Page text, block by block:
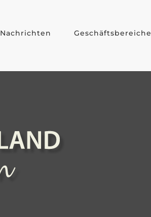
Nachrichten Geschäftsbereiche